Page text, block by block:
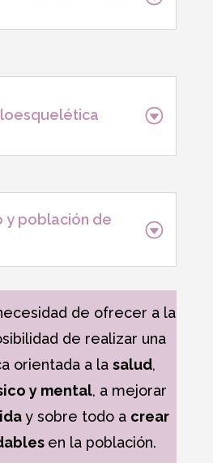
y población de
de ofrecer a la
de realizar una
orientada a la salud,
y mental, a mejorar
y sobre todo a crear
en la población.